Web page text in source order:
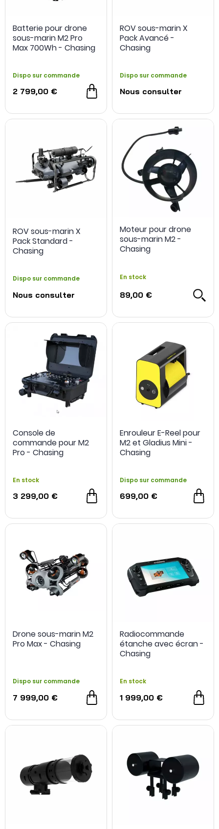
Batterie pour drone
sous-marin M2 Pro
Max 700Wh - Chasing
Dispo sur commande
2 799,00 €
ROV sous-marin X
Pack Avancé -
Chasing
Dispo sur commande
Nous consulter
ROV sous-marin X
Pack Standard -
Chasing
Dispo sur commande
Nous consulter
Moteur pour drone
sous-marin M2 -
Chasing
En stock
89,00 €
Console de
commande pour M2
Pro - Chasing
En stock
3 299,00 €
Enrouleur E-Reel pour
M2 et Gladius Mini -
Chasing
Dispo sur commande
699,00 €
Drone sous-marin M2
Pro Max - Chasing
Dispo sur commande
7 999,00 €
Radiocommande
étanche avec écran -
Chasing
En stock
1 999,00 €